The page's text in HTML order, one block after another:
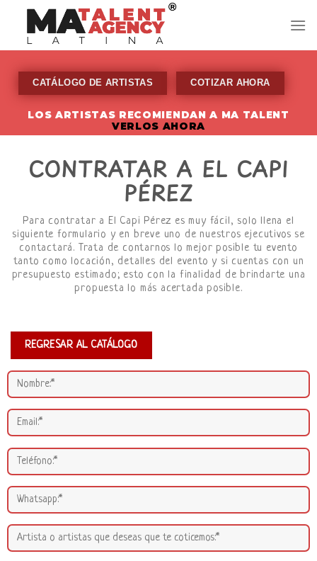
content
CATÁLOGO DE ARTISTAS COTIZAR AHORA
LOS ARTISTAS RECOMIENDAN A MA TALENT
VERLOS AHORA
CONTRATAR A EL CAPI
PÉREZ
Para contratar a El Capi Pérez es muy fácil, solo llena el
siguiente formulario y en breve uno de nuestros ejecutivos se
contactará. Trata de contarnos lo mejor posible tu evento
tanto como locación, detalles del evento y si cuentas con un
presupuesto estimado; esto con la finalidad de brindarte una
propuesta lo más acertada posible.
REGRESAR AL CATÁLOGO